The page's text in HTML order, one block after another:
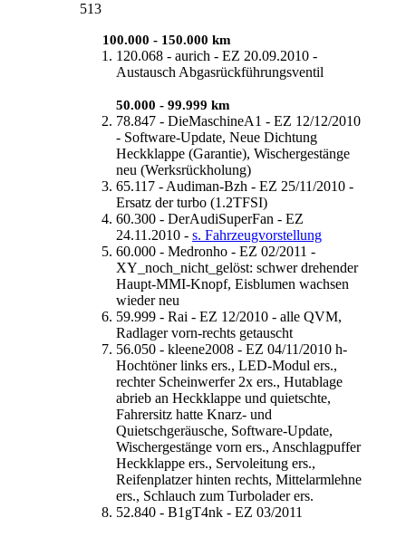
513
100.000 - 150.000 km
120.068 - aurich - EZ 20.09.2010 -
Austausch Abgasrückführungsventil
50.000 - 99.999 km
78.847 - DieMaschineA1 - EZ 12/12/2010
- Software-Update, Neue Dichtung
Heckklappe (Garantie), Wischergestänge
neu (Werksrückholung)
65.117 - Audiman-Bzh - EZ 25/11/2010 -
Ersatz der turbo (1.2TFSI)
60.300 - DerAudiSuperFan - EZ
24.11.2010 - s. Fahrzeugvorstellung
60.000 - Medronho - EZ 02/2011 -
XY_noch_nicht_gelöst: schwer drehender
Haupt-MMI-Knopf, Eisblumen wachsen
wieder neu
59.999 - Rai - EZ 12/2010 - alle QVM,
Radlager vorn-rechts getauscht
56.050 - kleene2008 - EZ 04/11/2010 h-
Hochtöner links ers., LED-Modul ers.,
rechter Scheinwerfer 2x ers., Hutablage
abrieb an Heckklappe und quietschte,
Fahrersitz hatte Knarz- und
Quietschgeräusche, Software-Update,
Wischergestänge vorn ers., Anschlagpuffer
Heckklappe ers., Servoleitung ers.,
Reifenplatzer hinten rechts, Mittelarmlehne
ers., Schlauch zum Turbolader ers.
52.840 - B1gT4nk - EZ 03/2011